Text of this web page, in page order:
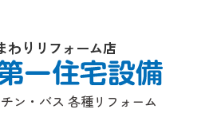
わりリフォーム店
ン・バス 各種リフォーム